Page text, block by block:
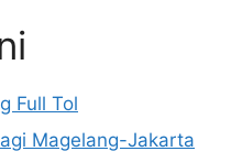
Full Tol
Magelang-Jakarta